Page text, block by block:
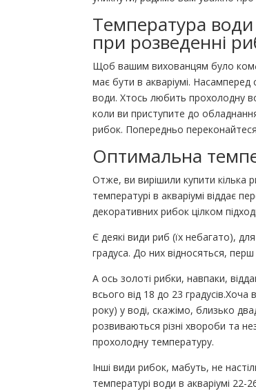
Температура
при розведенні
Щоб вашим вихованцям було
має бути в акваріумі.
води. Хтось любить прохолодну
коли ви приступите до
рибок. Попередньо
Оптимальна
Отже, ви вирішили купити кілька
температурі в акваріумі віддає
декоративних рибок цілком
Є деякі види риб (їх небагато),
градуса. До них відносяться,
А ось золоті рибки, навпаки,
всього від 18 до 23
року) у воді, скажімо, близько
розвиваються різні хвороби та
прохолодну температуру.
Інші види рибок, мабуть, не
температурі води в акваріумі 22-